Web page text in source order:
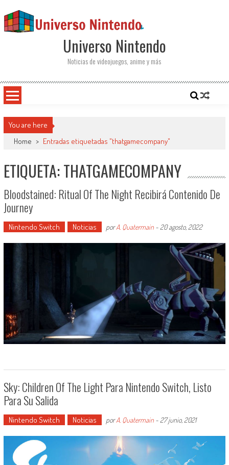
Universo Nintendo
Noticias de videojuegos, anime y más
You are here
Home > Entradas etiquetadas "thatgamecompany"
ETIQUETA: THATGAMECOMPANY
Bloodstained: Ritual Of The Night Recibirá Contenido De
Journey
Nintendo Switch Noticias porA. Quatermain- 20 agosto, 2022
Sky: Children Of The Light Para Nintendo Switch, Listo
Para Su Salida
Nintendo Switch Noticias porA. Quatermain- 27 junio, 2021